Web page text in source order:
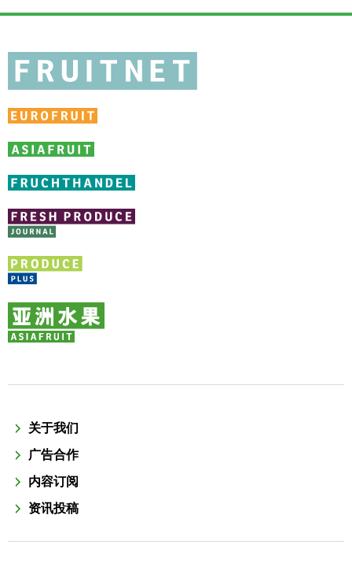
关于我们
广告合作
内容订阅
资讯投稿